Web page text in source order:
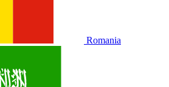
Romania